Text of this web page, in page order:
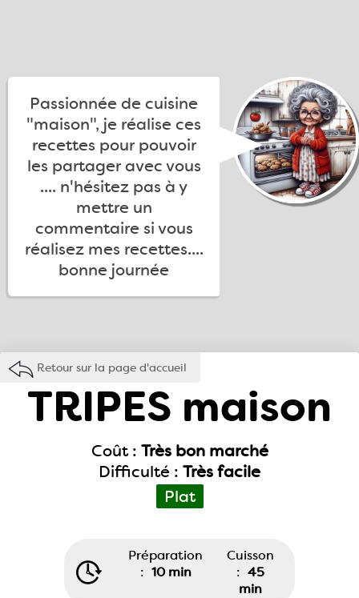
Passionnée de cuisine
"maison", je réalise ces
recettes pour pouvoir
les partager avec vous
.... n'hésitez pas à y
mettre un
commentaire si vous
réalisez mes recettes....
bonne journée
Retour sur la page d'accueil
TRIPES maison
Coût : Très bon marché
Difficulté : Très facile
Plat
Préparation
: 10 min
Cuisson
: 45
min